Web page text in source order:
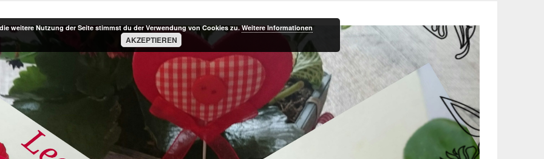
weitere Nutzung der Seite stimmst du der Verwendung von Cookies zu.Weitere Informationen
AKZEPTIEREN